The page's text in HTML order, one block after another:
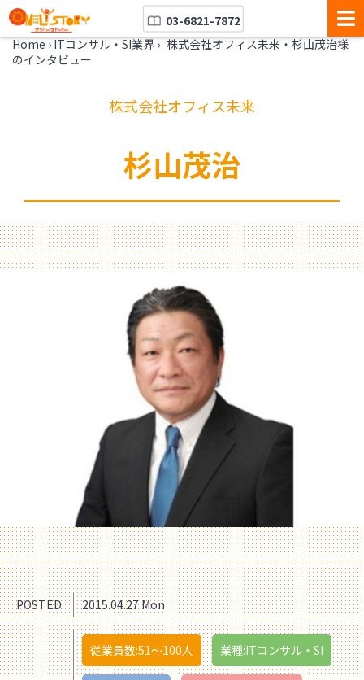
03-6821-7872
Home › ITコンサル・SI業界 › 株式会社オフィス未来・杉山茂治様
のインタビュー
株式会社オフィス未来
杉山茂治
POSTED 2015.04.27 Mon
従業員数:51〜100人 業種:ITコンサル・SI